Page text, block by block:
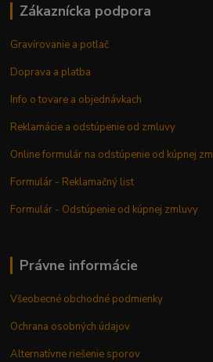
Zákaznícka podpora
Gravírovanie a potlač
Doprava a platba
Info o tovare a objednávkach
Reklamácie a odstúpenie od zmluvy
Online formulár na odstúpenie od kúpnej
Formulár - Reklamačný list
Formulár - Odstúpenie od kúpnej zmluvy
Právne informácie
Všeobecné obchodné podmienky
Ochrana osobných údajov
Alternatívne riešenie sporov